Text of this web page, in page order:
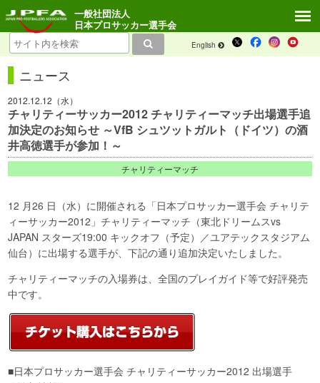
English
一般社団法人
日本プロサッカー選手会
ニュース
2012.12.12（水）
チャリティーサッカー2012 チャリティーマッチ出場選手追
加決定のお知らせ ～VfB シュツットガルト（ドイツ）の酒
井高徳選手が参加！～
チャリティーマッチ
12 月26 日（水）に開催される「日本プロサッカー選手会 チャリテ
ィーサッカー2012」チャリティーマッチ（東北ドリームスvs
JAPAN スターズ19:00 キックオフ（予定）／ユアテックスタジアム
仙台）に出場する選手が、下記の通り追加決定いたしました。
チャリティーマッチの入場券は、全国のプレイガイド等で好評発売
中です。
■日本プロサッカー選手会 チャリティーサッカー2012 出場選手